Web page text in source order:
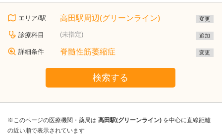
エリア/駅 高田駅周辺(グリーンライン) 変更
診療科目 (未指定) 追加
詳細条件 脊髄性筋萎縮症 変更
検索する
※このページの医療機関・薬局は 高田駅(グリーンライン) を中心に直線距離
の近い順で表示されています